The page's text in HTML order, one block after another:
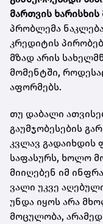
მართვის
პრობლემა
კრედიტის
მზად არის
მომენტში,
აფორმებს.
თუ დაბალი
გაუმჯობესების
კვლავ გადაიხდის
საფასურს, ხოლო
მიიღებენ იმ
ვალი უკვე
უნდა იყოს არა
მოცულობა, არამედ